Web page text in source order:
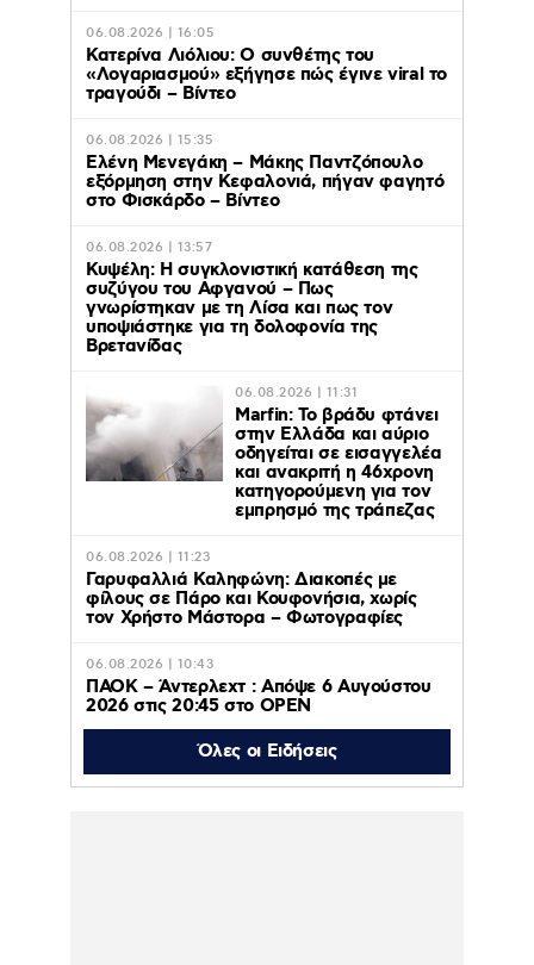
06.08.2026 | 16:05
Κατερίνα Λιόλιου: Ο συνθέτης του
«Λογαριασμού» εξήγησε πώς έγινε viral το
τραγούδι – Βίντεο
06.08.2026 | 15:35
Ελένη Μενεγάκη – Μάκης Παντζόπουλο
εξόρμηση στην Κεφαλονιά, πήγαν φαγητό
στο Φισκάρδο – Βίντεο
06.08.2026 | 13:57
Κυψέλη: Η συγκλονιστική κατάθεση της
συζύγου του Αφγανού – Πως
γνωρίστηκαν με τη Λίσα και πως τον
υποψιάστηκε για τη δολοφονία της
Βρετανίδας
06.08.2026 | 11:31
Marfin: Το βράδυ φτάνει
στην Ελλάδα και αύριο
οδηγείται σε εισαγγελέα
και ανακριτή η 46χρονη
κατηγορούμενη για τον
εμπρησμό της τράπεζας
06.08.2026 | 11:23
Γαρυφαλλιά Καληφώνη: Διακοπές με
φίλους σε Πάρο και Κουφονήσια, χωρίς
τον Χρήστο Μάστορα – Φωτογραφίες
06.08.2026 | 10:43
ΠΑΟΚ – Άντερλεχτ : Απόψε 6 Αυγούστου
2026 στις 20:45 στο ΟΡΕΝ
06.08.2026 | 10:38
Κολυδάς: Τι είναι το «πολωμένο μελτέμι»
που συνετέλεσε στην εφιαλτική εξάπλωση
Όλες οι Ειδήσεις